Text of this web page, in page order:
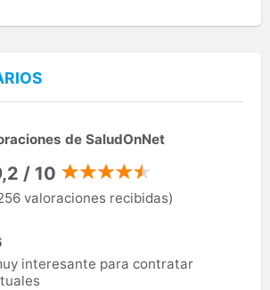
de SaludOnNet
/ 10
valoraciones recibidas)
interesante para contratar